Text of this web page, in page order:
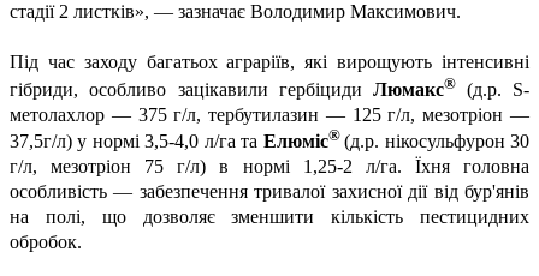
стадії 2 листків», — зазначає Володимир Максимович.
Під час заходу багатьох аграріїв, які вирощують інтенсивні
гібриди, особливо зацікавили гербіцидиЛюмакс® (д.р. S-
метолахлор — 375 г/л, тербутилазин — 125 г/л, мезотріон —
37,5г/л) у нормі 3,5-4,0 л/га та Елюміс® (д.р. нікосульфурон 30
г/л, мезотріон 75 г/л) в нормі 1,25-2 л/га. Їхня головна
особливість — забезпечення тривалої захисної дії від бур'янів
на полі, що дозволяє зменшити кількість пестицидних
обробок.